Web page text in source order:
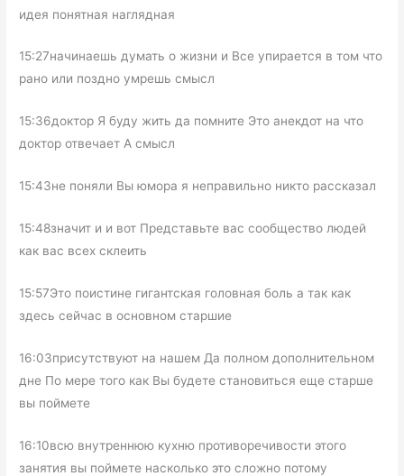
идея понятная наглядная
15:27начинаешь думать о жизни и Все упирается в том что
рано или поздно умрешь смысл
15:36доктор Я буду жить да помните Это анекдот на что
доктор отвечает А смысл
15:43не поняли Вы юмора я неправильно никто рассказал
15:48значит и и вот Представьте вас сообщество людей
как вас всех склеить
15:57Это поистине гигантская головная боль а так как
здесь сейчас в основном старшие
16:03присутствуют на нашем Да полном дополнительном
дне По мере того как Вы будете становиться еще старше
вы поймете
16:10всю внутреннюю кухню противоречивости этого
занятия вы поймете насколько это сложно потому